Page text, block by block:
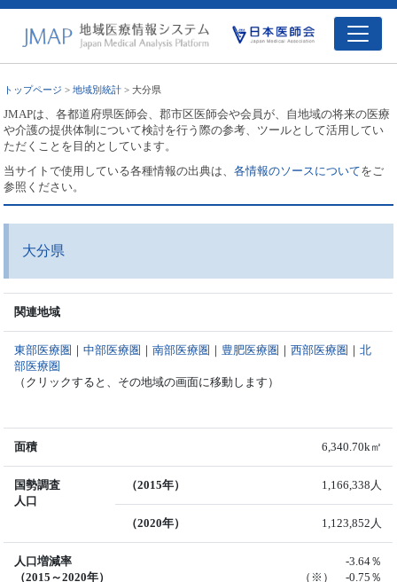
トップページ >地域別統計 > 大分県
JMAPは、各都道府県医師会、郡市区医師会や会員が、自地域の将来の医療
や介護の提供体制について検討を行う際の参考、ツールとして活用してい
ただくことを目的としています。
当サイトで使用している各種情報の出典は、各情報のソースについてをご
参照ください。
大分県
関連地域
東部医療圏 ｜中部医療圏 ｜南部医療圏 ｜ 豊肥医療圏 ｜西部医療圏 ｜北
部医療圏
（クリックすると、その地域の画面に移動します）
面積 6,340.70k㎡
国勢調査
人口
（2015年） 1,166,338人
（2020年） 1,123,852人
人口増減率
（2015～2020年）
-3.64％
（※） -0.75％